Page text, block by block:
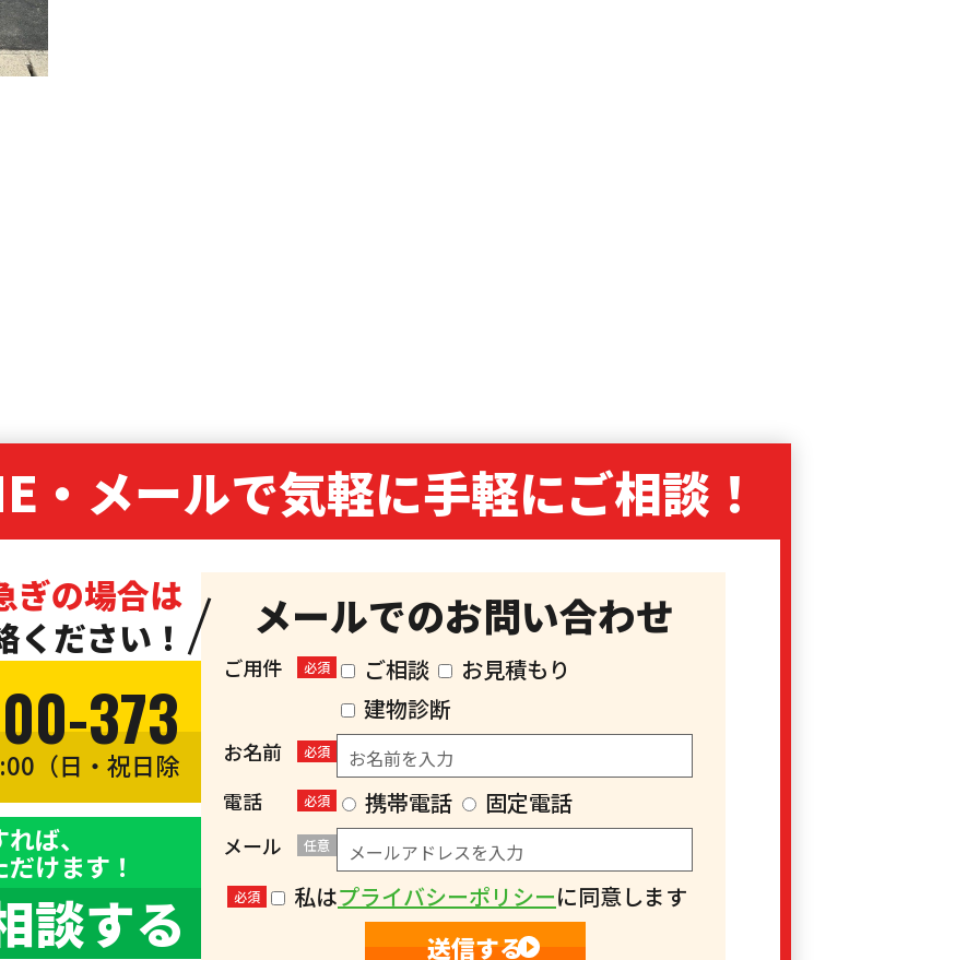
・ メールで気軽に手軽にご相談！
ぎの場合は
ください！
373
（日・祝日除
ば、
けます！
談する
メールでのお問い合わせ
ご用件 必須 ご相談
お見積もり
建物診断
お名前 必須
電話 必須 携帯電話 固定電話
メール 任意
必須 私はプライバシーポリシーに同意します